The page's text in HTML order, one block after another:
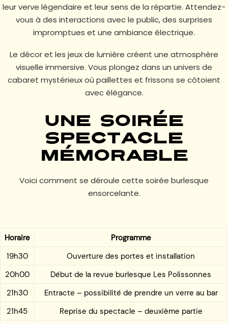
leur verve légendaire et leur sens de la répartie. Attendez-
vous à des interactions avec le public, des surprises
impromptues et une ambiance électrique.
Le décor et les jeux de lumière créent une atmosphère
visuelle immersive. Vous plongez dans un univers de
cabaret mystérieux où paillettes et frissons se côtoient
avec élégance.
Une soirée
spectacle
mémorable
Voici comment se déroule cette soirée burlesque
ensorcelante.
Horaire
Programme
19h30
Ouverture des portes et installation
20h00
Début de la revue burlesque Les Polissonnes
21h30
Entracte – possibilité de prendre un verre au bar
21h45
Reprise du spectacle – deuxième partie